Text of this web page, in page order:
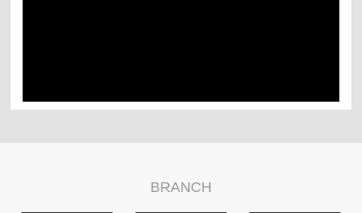
14. 2015 KIMES review
BRANCH